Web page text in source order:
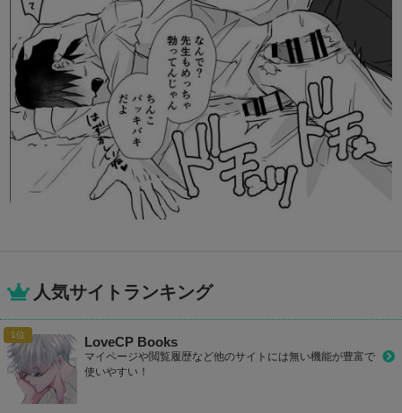
人気サイトランキング
LoveCP Books
マイページや閲覧履歴など他のサイトには無い機能が豊富で
使いやすい！